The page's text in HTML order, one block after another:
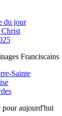
du jour
Christ
Franciscains
Sainte
aujourd'hui